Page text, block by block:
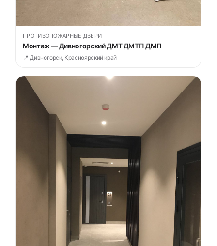
ПРОТИВОПОЖАРНЫЕ ДВЕРИ
Монтаж — Дивногорский ДМТ ДМТП ДМП
📍 Дивногорск, Красноярский край